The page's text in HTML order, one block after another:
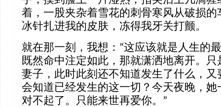
着，一股夹杂着雪花的刺骨寒风从破损的
冰针扎进我的皮肤，冻得我牙关打颤。
就在那一刻，我想：“这应该就是人生的
既然命中注定如此，那就潇洒地离开。
妻子，此时此刻还不知道发生了什么，又
会知道已经发生的这一切？今天夜晚，她
对不起了。只能来世再爱你。”